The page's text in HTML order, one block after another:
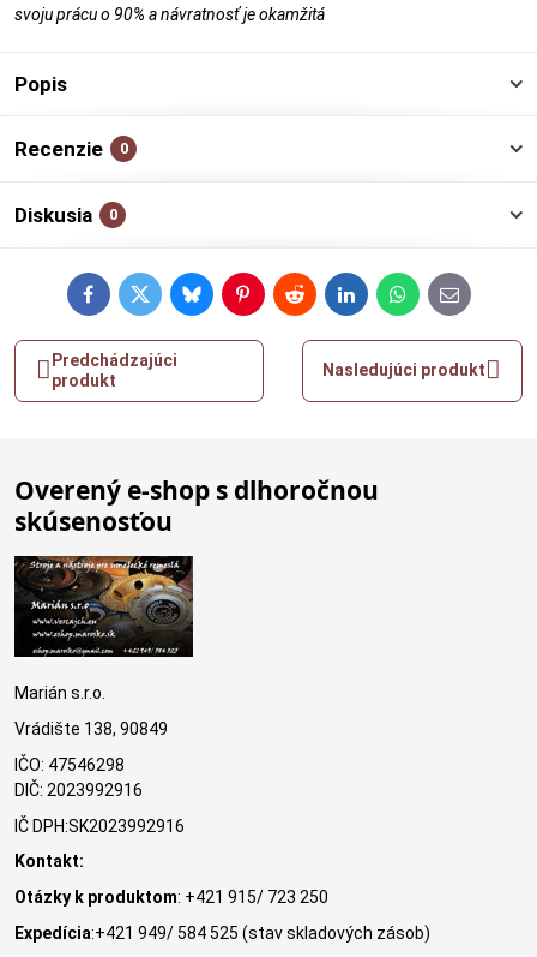
svoju prácu o 90% a návratnosť je okamžitá
Popis
Recenzie 0
Diskusia 0
FacebookTwitterBlueskyPinterestRedditLinkedInWhatsApp
E-
mail
Predchádzajúci
produkt
Nasledujúci produkt
Overený e-shop s dlhoročnou
skúsenosťou
Marián s.r.o.
Vrádište 138, 90849
IČO: 47546298
DIČ: 2023992916
IČ DPH:SK2023992916
Kontakt:
Otázky k produktom: +421 915/ 723 250
Expedícia:+421 949/ 584 525 (stav skladových zásob)